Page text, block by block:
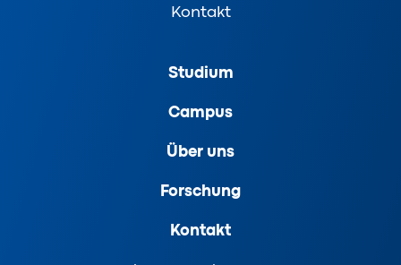
Kontakt
Studium
Campus
Über uns
Forschung
Kontakt